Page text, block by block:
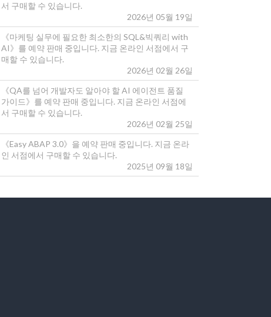
서 구매할 수 있습니다.
2026년 05월 19일
《마케팅 실무에 필요한 최소한의 SQL&빅쿼리 with
AI》를 예약 판매 중입니다. 지금 온라인 서점에서 구
매할 수 있습니다.
2026년 02월 26일
《QA를 넘어 개발자도 알아야 할 AI 에이전트 품질
가이드》를 예약 판매 중입니다. 지금 온라인 서점에
서 구매할 수 있습니다.
2026년 02월 25일
《Easy ABAP 3.0》을 예약 판매 중입니다. 지금 온라
인 서점에서 구매할 수 있습니다.
2025년 09월 18일